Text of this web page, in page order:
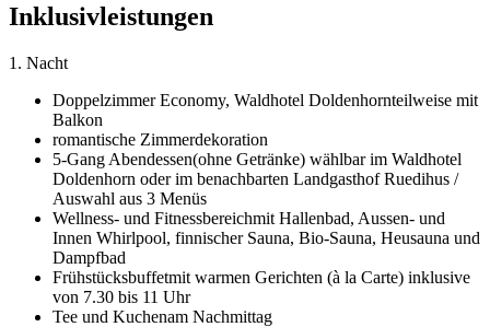
Inklusivleistungen
1. Nacht
Doppelzimmer Economy, Waldhotel Doldenhornteilweise mit
Balkon
romantische Zimmerdekoration
5-Gang Abendessen(ohne Getränke) wählbar im Waldhotel
Doldenhorn oder im benachbarten Landgasthof Ruedihus /
Auswahl aus 3 Menüs
Wellness- und Fitnessbereichmit Hallenbad, Aussen- und
Innen Whirlpool, finnischer Sauna, Bio-Sauna, Heusauna und
Dampfbad
Frühstücksbuffetmit warmen Gerichten (à la Carte) inklusive
von 7.30 bis 11 Uhr
Tee und Kuchenam Nachmittag